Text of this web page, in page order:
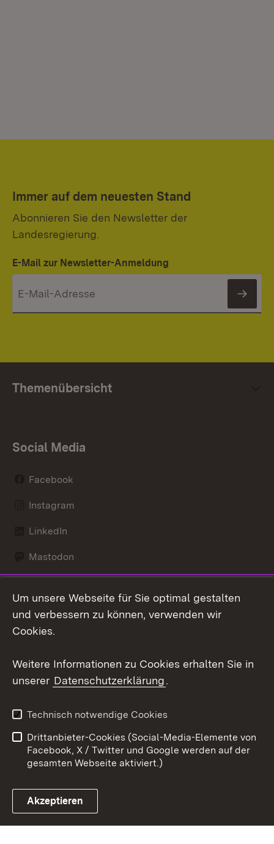
Immer auf dem neuesten Stand
Abonnieren Sie den Newsletter der
Landesregierung.
E-Mail zur Newsletter-Anmeldung
Themenübersicht
Social Media
Facebook
Instagram
LinkedIn
Mastodon
X / Twitter
Youtube
Link zum Landesportal
Kontakt
Datenschutz
Barrierefreiheit
Impressum Cookies
Um unsere Webseite für Sie optimal gestalten
und verbessern zu können, verwenden wir
Cookies.
Weitere Informationen zu Cookies erhalten Sie in
unserer Datenschutzerklärung.
Technisch notwendige Cookies
Drittanbieter-Cookies (Social-Media-Elemente von
Facebook, X / Twitter und Google werden auf der
gesamten Webseite aktiviert.)
Akzeptieren